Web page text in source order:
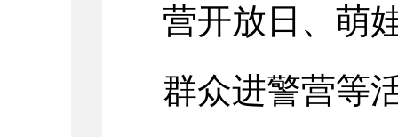
营开放日、萌
群众进警营等